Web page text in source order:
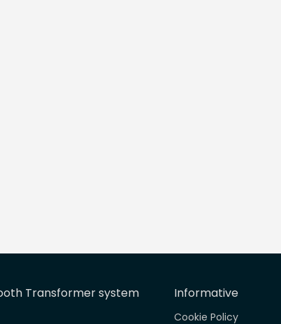
Transformer system
Informative
Cookie Policy